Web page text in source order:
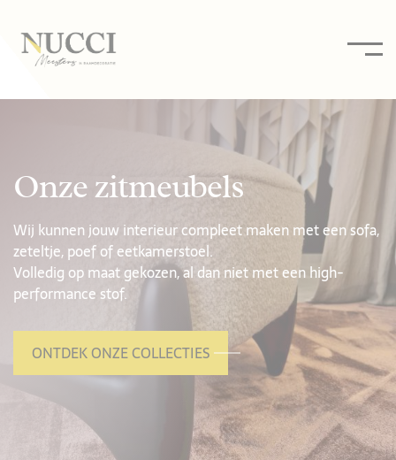
Onze zitmeubels
Wij kunnen jouw interieur compleet maken met een sofa,
zeteltje, poef of eetkamerstoel.
Volledig op maat gekozen, al dan niet met een high-
performance stof.
ONTDEK ONZE COLLECTIES